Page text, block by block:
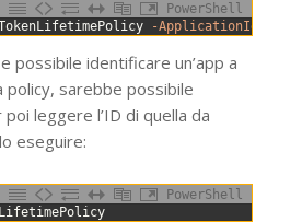
PowerShell
-ApplicationId
possibile identificare un’app a
policy, sarebbe possibile
leggere l’ID di quella da
eseguire:
PowerShell